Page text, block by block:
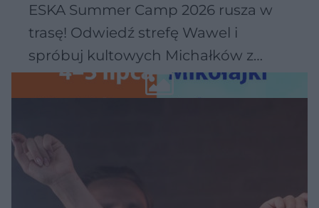
ESKA Summer Camp 2026 rusza w
trasę! Odwiedź strefę Wawel i
spróbuj kultowych Michałków z
Wawelu